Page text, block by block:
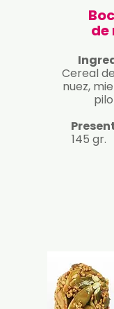
de
Cereal
nuez,
145